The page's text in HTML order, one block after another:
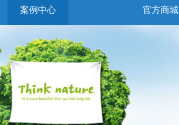
案例中心 官方商城